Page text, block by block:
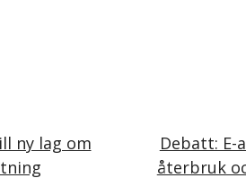
ny lag om
Debatt:
återbruk